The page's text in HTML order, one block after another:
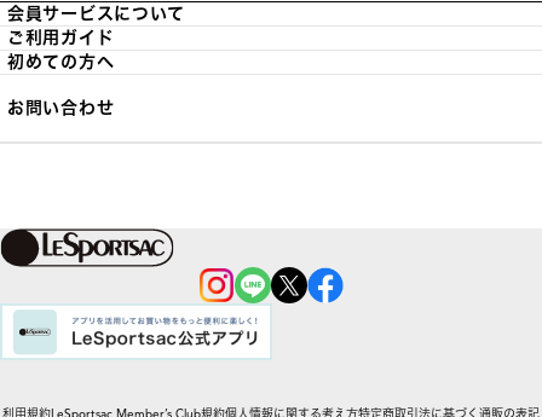
会員サービスについて
ご利用ガイド
初めての方へ
お問い合わせ